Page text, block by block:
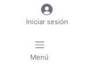
Specialist -
Iniciar sesión
Menú